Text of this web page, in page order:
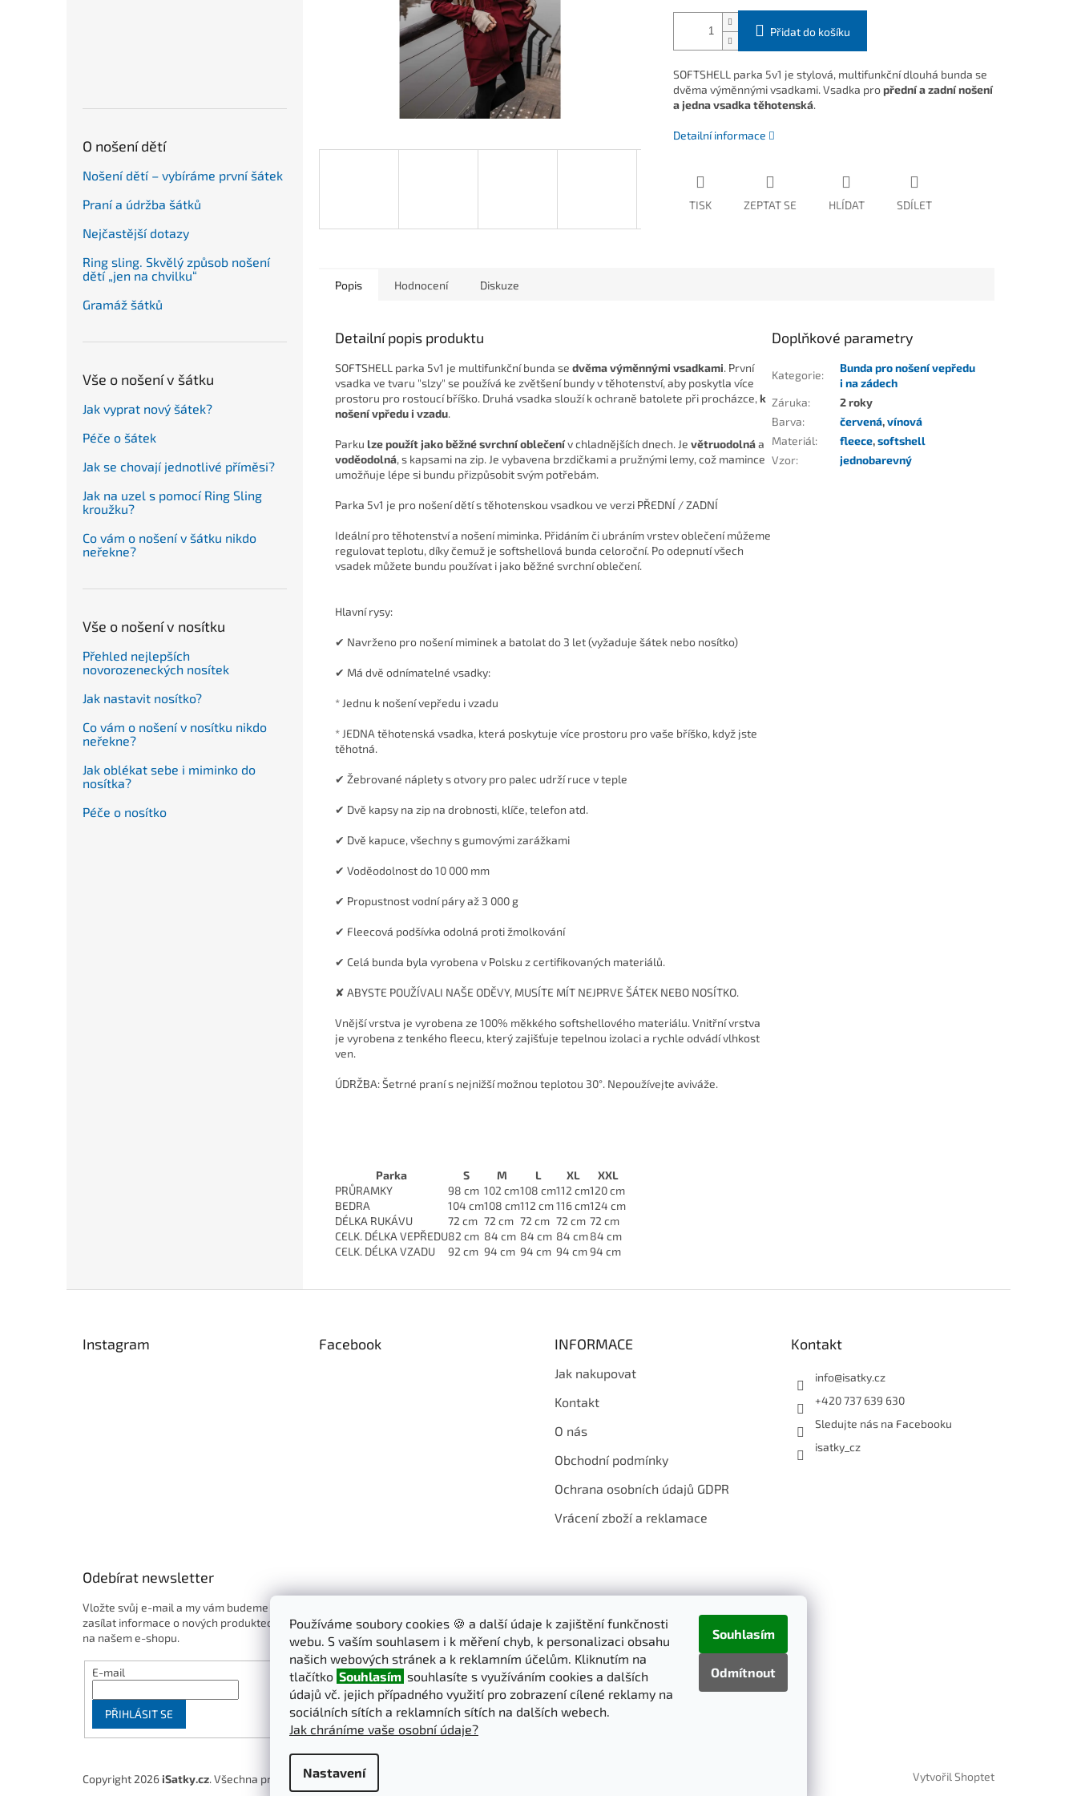
Používáme soubory cookies 🍪 a další údaje k zajištění funkčnosti
webu. S vaším souhlasem i k měření chyb, k personalizaci obsahu
našich webových stránek a k reklamním účelům. Kliknutím na
tlačítko Souhlasím souhlasíte s využíváním cookies a dalších
údajů vč. jejich případného využití pro zobrazení cílené reklamy na
sociálních sítích a reklamních sítích na dalších webech.
Jak chráníme vaše osobní údaje?
Nastavení
Odmítnout
Souhlasím
O nošení dětí
Nošení dětí – vybíráme první šátek
Praní a údržba šátků
Nejčastější dotazy
Ring sling. Skvělý způsob nošení
dětí „jen na chvilku“
Gramáž šátků
Vše o nošení v šátku
Jak vyprat nový šátek?
Péče o šátek
Jak se chovají jednotlivé příměsi?
Jak na uzel s pomocí Ring Sling
kroužku?
Co vám o nošení v šátku nikdo
neřekne?
Vše o nošení v nosítku
Přehled nejlepších
novorozeneckých nosítek
Jak nastavit nosítko?
Co vám o nošení v nosítku nikdo
neřekne?
Jak oblékat sebe i miminko do
nosítka?
Péče o nosítko
Přidat do košíku
SOFTSHELL parka 5v1 je stylová, multifunkční dlouhá bunda se
dvěma výměnnými vsadkami. Vsadka propřední a zadní nošení
a jedna vsadka těhotenská.
Detailní informace
TISK ZEPTAT SE HLÍDAT SDÍLET
Popis Hodnocení Diskuze
Detailní popis produktu
SOFTSHELL parka 5v1 je multifunkční bunda se dvěma výměnnými vsadkami. První
vsadka ve tvaru "slzy" se používá ke zvětšení bundy v těhotenství, aby poskytla více
prostoru pro rostoucí bříško. Druhá vsadka slouží k ochraně batolete při procházce, k
nošení vpředu i vzadu.
Parku lze použít jako běžné svrchní oblečenív chladnějších dnech. Je větruodolnáa
voděodolná, s kapsami na zip. Je vybavena brzdičkami a pružnými lemy, což mamince
umožňuje lépe si bundu přizpůsobit svým potřebám.
Parka 5v1 je pro nošení dětí s těhotenskou vsadkou ve verzi PŘEDNÍ / ZADNÍ
Ideální pro těhotenství a nošení miminka. Přidáním či ubráním vrstev oblečení můžeme
regulovat teplotu, díky čemuž je softshellová bunda celoroční. Po odepnutí všech
vsadek můžete bundu používat i jako běžné svrchní oblečení.
Hlavní rysy:
✔ Navrženo pro nošení miminek a batolat do 3 let (vyžaduje šátek nebo nosítko)
✔ Má dvě odnímatelné vsadky:
* Jednu k nošení vepředu i vzadu
* JEDNA těhotenská vsadka, která poskytuje více prostoru pro vaše bříško, když jste
těhotná.
✔ Žebrované náplety s otvory pro palec udrží ruce v teple
✔ Dvě kapsy na zip na drobnosti, klíče, telefon atd.
✔ Dvě kapuce, všechny s gumovými zarážkami
✔ Voděodolnost do 10 000 mm
✔ Propustnost vodní páry až 3 000 g
✔ Fleecová podšívka odolná proti žmolkování
✔ Celá bunda byla vyrobena v Polsku z certifikovaných materiálů.
✘ ABYSTE POUŽÍVALI NAŠE ODĚVY, MUSÍTE MÍT NEJPRVE ŠÁTEK NEBO NOSÍTKO.
Vnější vrstva je vyrobena ze 100% měkkého softshellového materiálu. Vnitřní vrstva
je vyrobena z tenkého fleecu, který zajišťuje tepelnou izolaci a rychle odvádí vlhkost
ven.
ÚDRŽBA: Šetrné praní s nejnižší možnou teplotou 30°. Nepoužívejte aviváže.
Parka S M L XL
XXL
PRŮRAMKY
98 cm 102 cm108 cm112 cm120 cm
BEDRA
104 cm108 cm112 cm116 cm124 cm
DÉLKA RUKÁVU
72 cm 72 cm 72 cm 72 cm 72 cm
CELK. DÉLKA VEPŘEDU82 cm 84 cm 84 cm 84 cm84 cm
CELK. DÉLKA VZADU
92 cm 94 cm 94 cm 94 cm94 cm
Doplňkové parametry
Kategorie:
Bunda pro nošení vepředu
i na zádech
Záruka:
2 roky
Barva: červená,vínová
Materiál: fleece,softshell
Vzor: jednobarevný
Instagram Facebook INFORMACE
Jak nakupovat
Kontakt
O nás
Obchodní podmínky
Ochrana osobních údajů GDPR
Vrácení zboží a reklamace
Kontakt
info@isatky.cz
+420 737 639 630
Sledujte nás na Facebooku
isatky_cz
Odebírat newsletter
Vložte svůj e-mail a my vám budeme
zasílat informace o nových produktech
na našem e-shopu.
E-mail
PŘIHLÁSIT SE
Vytvořil Shoptet
Copyright 2026 iSatky.cz. Všechna práva vyhrazena.Upravit nastavení cookies